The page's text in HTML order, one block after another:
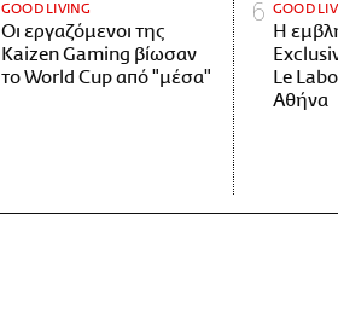
GOOD LIVING
Οι εργαζόμενοι της
Kaizen Gaming βίωσαν
το World Cup από "μέσα"
GOOD
Η
Le
Αθήνα